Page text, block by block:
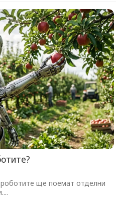
роботите ще поемат отделни